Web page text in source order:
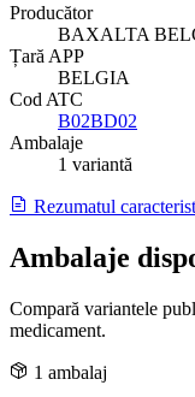
Producător
BAXALTA
Țară APP
BELGIA
Cod ATC
B02BD02
Ambalaje
1 variantă
Rezumatul
Ambalaje
Compară variantele
medicament.
1 ambalaj